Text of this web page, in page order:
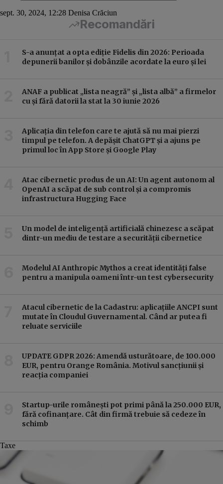
sept. 30, 2024, 12:28 Denisa Crăciun
Recomandări
S-a anunțat a opta ediție Fidelis din 2026: Perioada
depunerii banilor și dobânzile acordate la euro și lei
ANAF a publicat „lista neagră” și „lista albă” a firmelor
cu și fără datorii la stat la 30 iunie 2026
Aplicația din telefon care te ajută să nu mai pierzi
timpul pe telefon. A depășit ChatGPT și a ajuns pe
primul loc în App Store și Google Play
Atac cibernetic produs de un AI: Un agent autonom al
OpenAI a scăpat de sub control și a compromis
infrastructura Hugging Face
Un model de inteligență artificială chinezesc a scăpat
dintr-un mediu de testare a securității cibernetice
Modelul AI Anthropic Mythos a creat identităţi false
pentru a manipula oameni într-un test cybersecurity
Atacul cibernetic de la Cadastru: aplicațiile ANCPI sunt
mutate în Cloudul Guvernamental. Când ar putea fi
reluate serviciile
UPDATE GDPR 2026: Amendă usturătoare, de 100.000
EUR, pentru Orange România. Motivul sancțiunii și
reacția companiei
Startup-urile românești pot primi până la 250.000 EUR,
fără cofinanțare. Cât din firmă trebuie să cedeze în
schimb
Taxe